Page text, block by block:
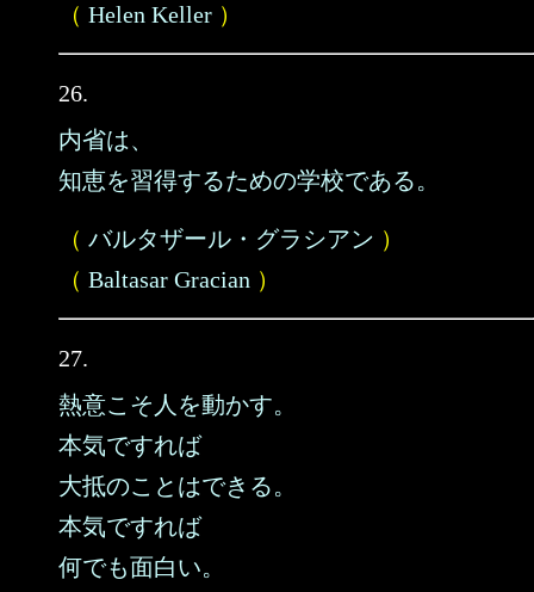
（ Helen Keller ）
26.
内省は、
知恵を習得するための学校である。
（ バルタザール・グラシアン ）
（ Baltasar Gracian ）
27.
熱意こそ人を動かす。
本気ですれば
大抵のことはできる。
本気ですれば
何でも面白い。